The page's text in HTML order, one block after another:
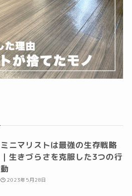
ミニマリストは最強の生存戦略
｜生きづらさを克服した3つの行
動
2023年5月28日